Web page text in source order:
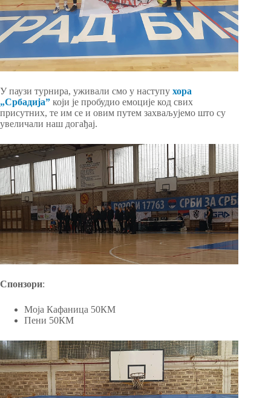
У паузи турнира, уживали смо у наступу хора
„Србадијаˮ који је пробудио емоције код свих
присутних, те им се и овим путем захваљујемо што су
увеличали наш догађај.
Спонзори:
Моја Кафаница 50КМ
Пени 50КМ